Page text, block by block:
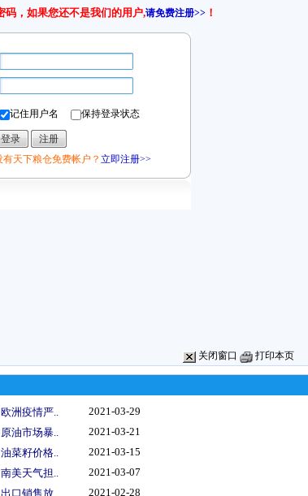
码，如果您还不是我们的用户,请免费注册>> ！
记住用户名 保持登录状态
有天下粮仓免费帐户？ 立即注册>>
关闭窗口 打印本页
洲疫情严..
2021-03-29
油市场暴..
2021-03-21
菜籽价格..
2021-03-15
美天气担..
2021-03-07
口销售放..
2021-02-28